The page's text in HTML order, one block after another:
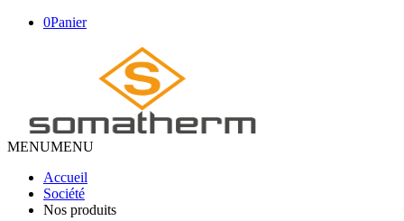
0Panier
MENUMENU
Accueil
Société
Nos produits